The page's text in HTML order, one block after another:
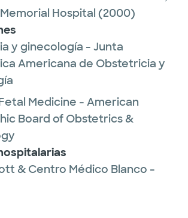
Hospital (2000)
y ginecología - Junta
Americana de Obstetricia y
Medicine - American
Board of Obstetrics &
& Centro Médico Blanco -